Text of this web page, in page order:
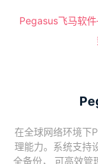
Pegasus飞马软
在全球网络环境下
理能力。系统支持
全备份， 可高效管